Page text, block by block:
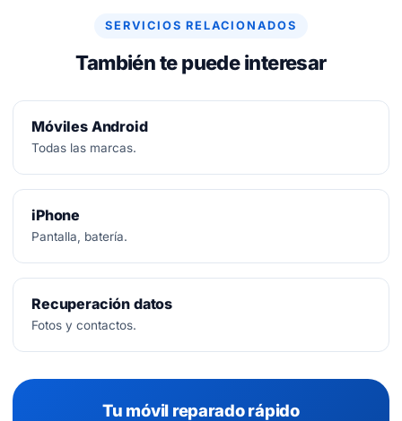
SERVICIOS RELACIONADOS
También te puede interesar
Móviles Android
Todas las marcas.
iPhone
Pantalla, batería.
Recuperación datos
Fotos y contactos.
Tu móvil reparado rápido